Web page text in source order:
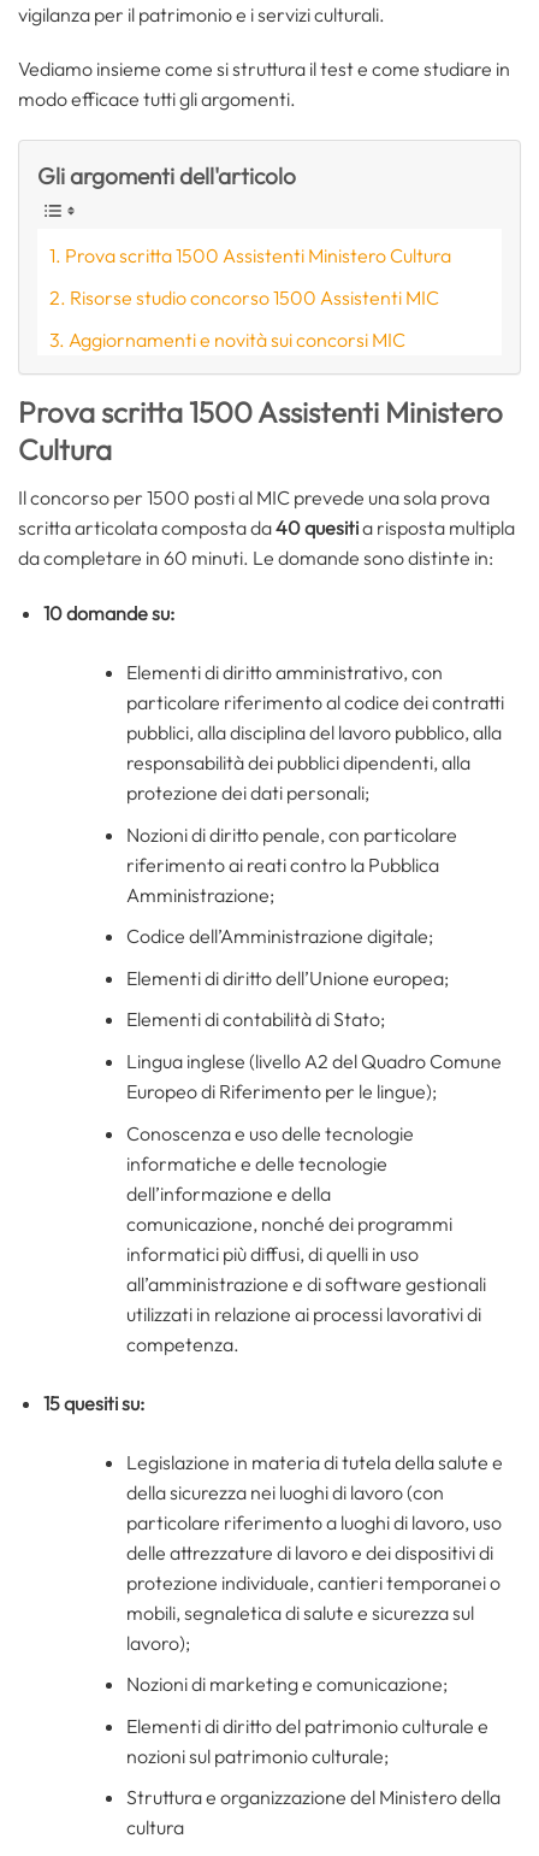
vigilanza per il patrimonio e i servizi culturali.
Vediamo insieme come si struttura il test e come studiare in
modo efficace tutti gli argomenti.
Gli argomenti dell'articolo
Prova scritta 1500 Assistenti Ministero Cultura
Risorse studio concorso 1500 Assistenti MIC
Aggiornamenti e novità sui concorsi MIC
Prova scritta 1500 Assistenti Ministero
Cultura
Il concorso per 1500 posti al MIC prevede una sola prova
scritta articolata composta da40 quesitia risposta multipla
da completare in 60 minuti. Le domande sono distinte in:
10 domande su:
Elementi di diritto amministrativo, con
particolare riferimento al codice dei contratti
pubblici, alla disciplina del lavoro pubblico, alla
responsabilità dei pubblici dipendenti, alla
protezione dei dati personali;
Nozioni di diritto penale, con particolare
riferimento ai reati contro la Pubblica
Amministrazione;
Codice dell’Amministrazione digitale;
Elementi di diritto dell’Unione europea;
Elementi di contabilità di Stato;
Lingua inglese (livello A2 del Quadro Comune
Europeo di Riferimento per le lingue);
Conoscenza e uso delle tecnologie
informatiche e delle tecnologie
dell’informazione e della
comunicazione, nonché dei programmi
informatici più diffusi, di quelli in uso
all’amministrazione e di software gestionali
utilizzati in relazione ai processi lavorativi di
competenza.
15 quesiti su:
Legislazione in materia di tutela della salute e
della sicurezza nei luoghi di lavoro (con
particolare riferimento a luoghi di lavoro, uso
delle attrezzature di lavoro e dei dispositivi di
protezione individuale, cantieri temporanei o
mobili, segnaletica di salute e sicurezza sul
lavoro);
Nozioni di marketing e comunicazione;
Elementi di diritto del patrimonio culturale e
nozioni sul patrimonio culturale;
Struttura e organizzazione del Ministero della
cultura